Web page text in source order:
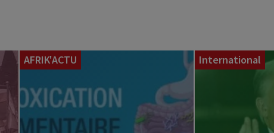
AFRIK'ACTU International